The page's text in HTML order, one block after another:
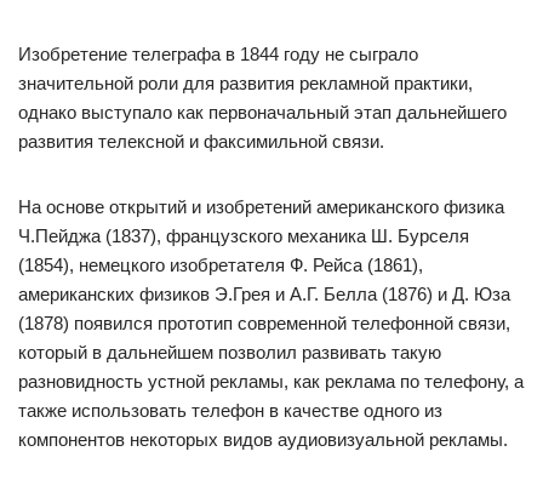
Изобретение телеграфа в 1844 году не сыграло
значительной роли для развития рекламной практики,
однако выступало как первоначальный этап дальнейшего
развития телексной и факсимильной связи.
На основе открытий и изобретений американского физика
Ч.Пейджа (1837), французского механика Ш. Бурселя
(1854), немецкого изобретателя Ф. Рейса (1861),
американских физиков Э.Грея и А.Г. Белла (1876) и Д. Юза
(1878) появился прототип современной телефонной связи,
который в дальнейшем позволил развивать такую
разновидность устной рекламы, как реклама по телефону, а
также использовать телефон в качестве одного из
компонентов некоторых видов аудиовизуальной рекламы.